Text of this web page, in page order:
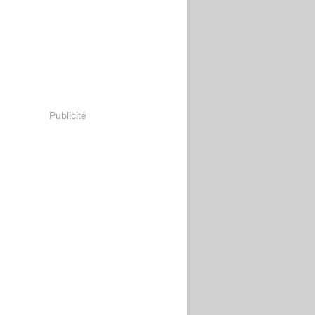
Publicité